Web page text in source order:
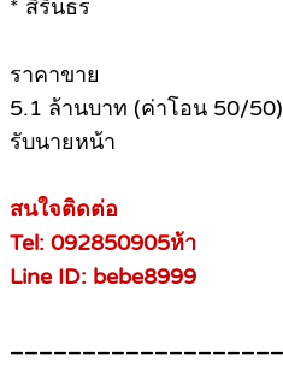
* สิรินธร
ราคาขาย
5.1 ล้านบาท (ค่าโอน 50/50)
รับนายหน้า
สนใจติดต่อ
Tel: 092850905ห้า
Line ID: bebe8999